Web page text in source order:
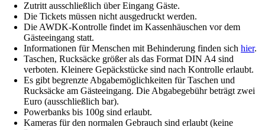
Zutritt ausschließlich über Eingang Gäste.
Die Tickets müssen nicht ausgedruckt werden.
Die AWDK-Kontrolle findet im Kassenhäuschen vor dem
Gästeeingang statt.
Informationen für Menschen mit Behinderung finden sich hier.
Taschen, Rucksäcke größer als das Format DIN A4 sind
verboten. Kleinere Gepäckstücke sind nach Kontrolle erlaubt.
Es gibt begrenzte Abgabemöglichkeiten für Taschen und
Rucksäcke am Gästeeingang. Die Abgabegebühr beträgt zwei
Euro (ausschließlich bar).
Powerbanks bis 100g sind erlaubt.
Kameras für den normalen Gebrauch sind erlaubt (keine